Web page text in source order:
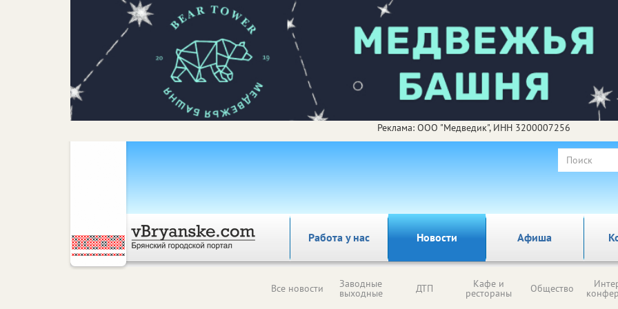
Реклама: ООО "Медведик", ИНН 3200007256
Работа у нас Новости Афиша
Все новости Заводные
выходные ДТП Кафе и
рестораны Общество